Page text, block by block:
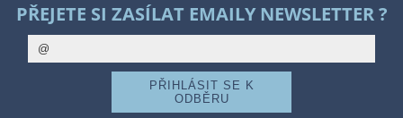
PŘEJETE SI ZASÍLAT EMAILY NEWSLETTER ?